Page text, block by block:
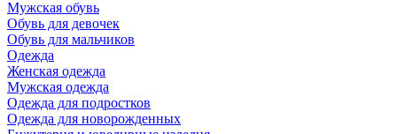
Мужская обувь
Обувь для девочек
Обувь для мальчиков
Одежда
Женская одежда
Мужская одежда
Одежда для подростков
Одежда для новорожденных